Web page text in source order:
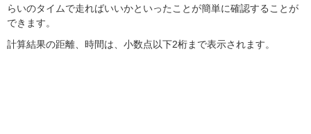
らいのタイムで走ればいいかといったことが簡単に確認することが
できます。
計算結果の距離、時間は、小数点以下2桁まで表示されます。